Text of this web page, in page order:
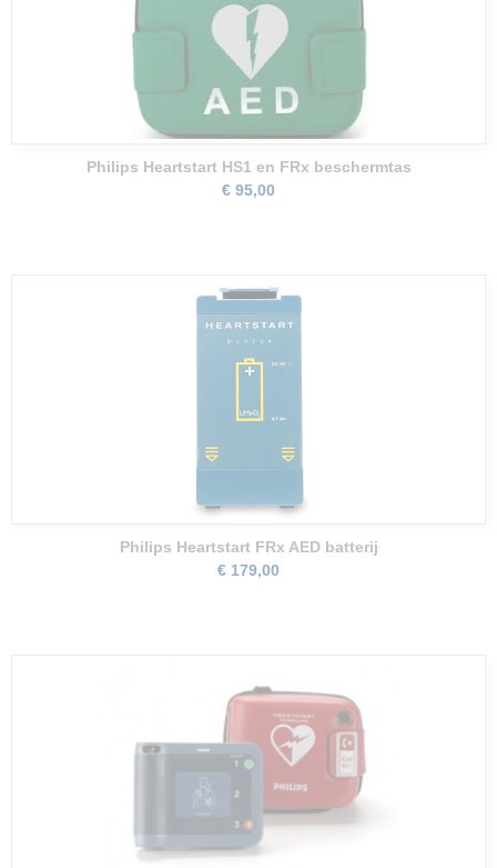
Philips Heartstart HS1 en FRx beschermtas
€ 95,00
Philips Heartstart FRx AED batterij
€ 179,00